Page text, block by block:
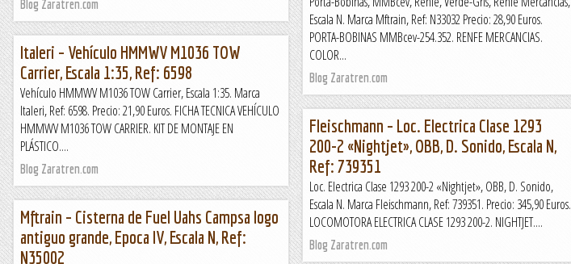
Blog Zaratren.com
Escala N. Marca Mftrain, Ref: N33032 Precio: 28,90 Euros.
PORTA-BOBINAS MMBcev-254.352. RENFE MERCANCIAS.
COLOR...
Blog Zaratren.com
Italeri – Vehículo HMMWV M1036 TOW
Carrier, Escala 1:35, Ref: 6598
Vehículo HMMWV M1036 TOW Carrier, Escala 1:35. Marca
Italeri, Ref: 6598. Precio: 21,90 Euros. FICHA TECNICA VEHÍCULO
HMMWV M1036 TOW CARRIER. KIT DE MONTAJE EN
PLÁSTICO....
Blog Zaratren.com
Fleischmann – Loc. Electrica Clase 1293
200-2 «Nightjet», OBB, D. Sonido, Escala N,
Ref: 739351
Loc. Electrica Clase 1293 200-2 «Nightjet», OBB, D. Sonido,
Escala N. Marca Fleischmann, Ref: 739351. Precio: 345,90 Euros.
LOCOMOTORA ELECTRICA CLASE 1293 200-2. NIGHTJET....
Blog Zaratren.com
Mftrain – Cisterna de Fuel Uahs Campsa logo
antiguo grande, Epoca IV, Escala N, Ref:
N35002